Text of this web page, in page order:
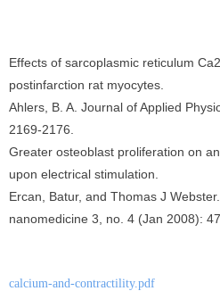
Effects of sarcoplasmic reticulum
postinfarction rat myocytes.
Ahlers, B. A. Journal of Applied
2169-2176.
Greater osteoblast proliferation on
upon electrical stimulation.
Ercan, Batur, and Thomas J
nanomedicine 3, no. 4 (Jan 2008):
calcium-and-contractility.pdf